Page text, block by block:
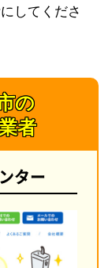
してくださ
の
者
ター